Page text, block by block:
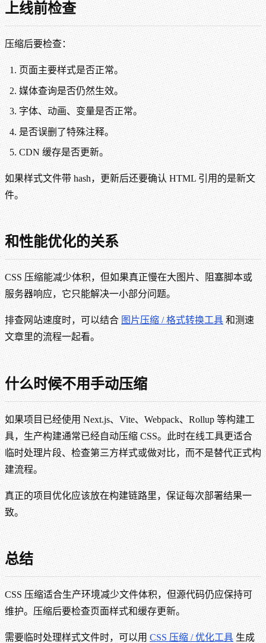
上线前检查
压缩后要检查：
页面主要样式是否正常。
媒体查询是否仍然生效。
字体、动画、变量是否正常。
是否误删了特殊注释。
CDN 缓存是否更新。
如果样式文件带 hash，更新后还要确认 HTML 引用的是新文
件。
和性能优化的关系
CSS 压缩能减少体积，但如果真正慢在大图片、阻塞脚本或
服务器响应，它只能解决一小部分问题。
排查网站速度时，可以结合图片压缩 / 格式转换工具和测速
文章里的流程一起看。
什么时候不用手动压缩
如果项目已经使用 Next.js、Vite、Webpack、Rollup 等构建工
具，生产构建通常已经自动压缩 CSS。此时在线工具更适合
临时处理片段、检查第三方样式或做对比，而不是替代正式构
建流程。
真正的项目优化应该放在构建链路里，保证每次部署结果一
致。
总结
CSS 压缩适合生产环境减少文件体积，但源代码仍应保持可
维护。压缩后要检查页面样式和缓存更新。
需要临时处理样式文件时，可以用CSS 压缩 / 优化工具生成